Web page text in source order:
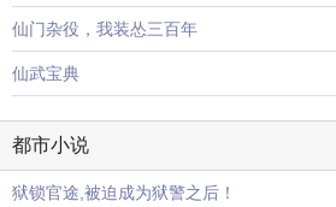
仙门杂役，我装怂三百年
仙武宝典
都市小说
狱锁官途,被迫成为狱警之后！